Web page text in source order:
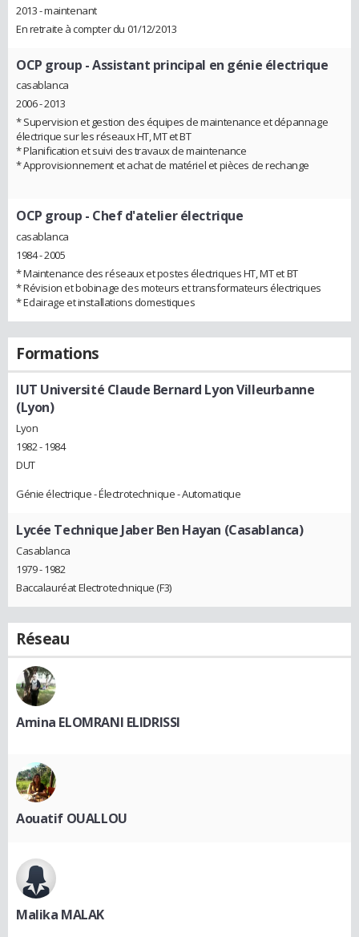
2013 - maintenant
En retraite à compter du 01/12/2013
OCP group - Assistant principal en génie électrique
casablanca
2006 - 2013
* Supervision et gestion des équipes de maintenance et dépannage
électrique sur les réseaux HT, MT et BT
* Planification et suivi des travaux de maintenance
* Approvisionnement et achat de matériel et pièces de rechange
OCP group - Chef d'atelier électrique
casablanca
1984 - 2005
* Maintenance des réseaux et postes électriques HT, MT et BT
* Révision et bobinage des moteurs et transformateurs électriques
* Eclairage et installations domestiques
Formations
IUT Université Claude Bernard Lyon Villeurbanne
(Lyon)
Lyon
1982 - 1984
DUT
Génie électrique - Électrotechnique - Automatique
Lycée Technique Jaber Ben Hayan (Casablanca)
Casablanca
1979 - 1982
Baccalauréat Electrotechnique (F3)
Réseau
Amina ELOMRANI ELIDRISSI
Aouatif OUALLOU
Malika MALAK